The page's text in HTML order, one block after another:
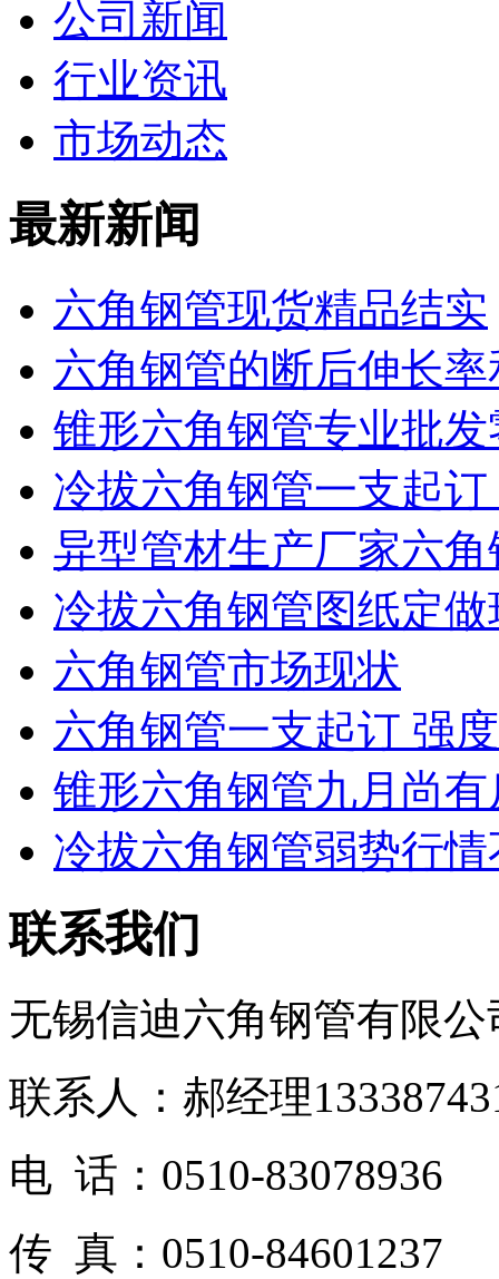
公司新闻
行业资讯
市场动态
最新新闻
六角钢管现货精品结实
六角钢管的断后伸长
锥形六角钢管专业批
冷拔六角钢管一支起
异型管材生产厂家六
冷拔六角钢管图纸定
六角钢管市场现状
六角钢管一支起订 强
锥形六角钢管九月尚
冷拔六角钢管弱势行
联系我们
无锡信迪六角钢管有限公
联系人：郝经理
电 话：0510-83078936
传 真：0510-84601237